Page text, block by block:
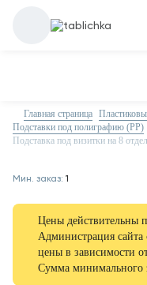
Главная страница
Подставки под полиграфию (PP)
Подставка под визитки на 8
Мин. заказ: 1
Цены действительны
Администрация сайта
цены в зависимости
Сумма минимального